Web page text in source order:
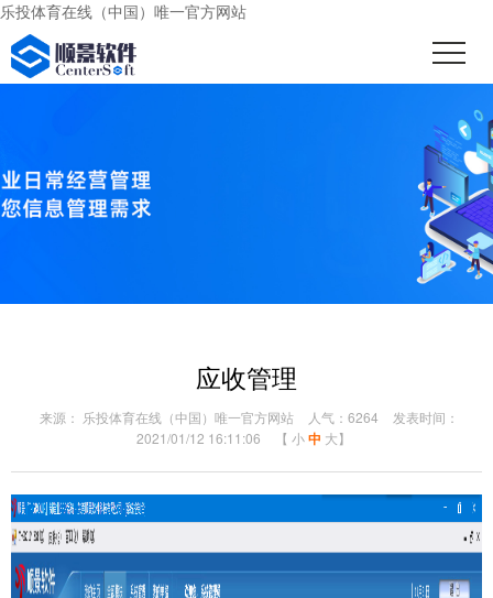
乐投体育在线（中国）唯一官方网站
应收管理
来源： 乐投体育在线（中国）唯一官方网站 人气：6264
发表时间：
2021/01/12 16:11:06
【 小中 大】